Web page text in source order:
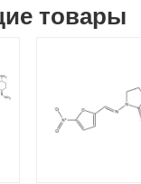
товары